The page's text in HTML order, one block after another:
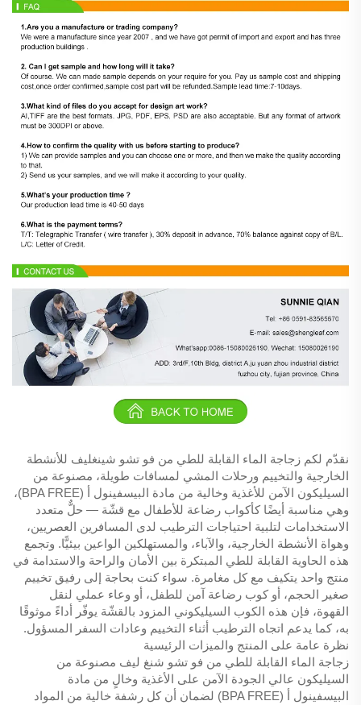
نقدّم لكم زجاجة الماء القابلة للطي من فو تشو شينغليف للأنشطة
الخارجية والتخييم ورحلات المشي لمسافات طويلة، مصنوعة من
السيليكون الآمن للأغذية وخالية من مادة البيسفينول أ (BPA FREE)،
وهي مناسبة أيضًا كأكواب رضاعة للأطفال مع قشّة — حلٌّ متعدد
الاستخدامات لتلبية احتياجات الترطيب لدى المسافرين العصريين،
وهواة الأنشطة الخارجية، والآباء، والمستهلكين الواعين بيئيًّا. وتجمع
هذه الحاوية القابلة للطي المبتكرة بين الأمان والراحة والاستدامة في
منتج واحد يتكيف مع كل مغامرة. سواء كنت بحاجة إلى رفيق تخييم
صغير الحجم، أو كوب رضاعة آمن للطفل، أو وعاء عملي لنقل
القهوة، فإن هذه الكوب السيليكوني المزود بالقشّة يوفّر أداءً موثوقًا
به، كما يدعم اتجاه الترطيب أثناء التخييم وعادات السفر المسؤول.
نظرة عامة على المنتج والميزات الرئيسية
زجاجة الماء القابلة للطي من فو تشو شنغ ليف مصنوعة من
السيليكون عالي الجودة الآمن على الأغذية وخالٍ من مادة
البيسفينول أ (BPA FREE) لضمان أن كل رشفة خالية من المواد